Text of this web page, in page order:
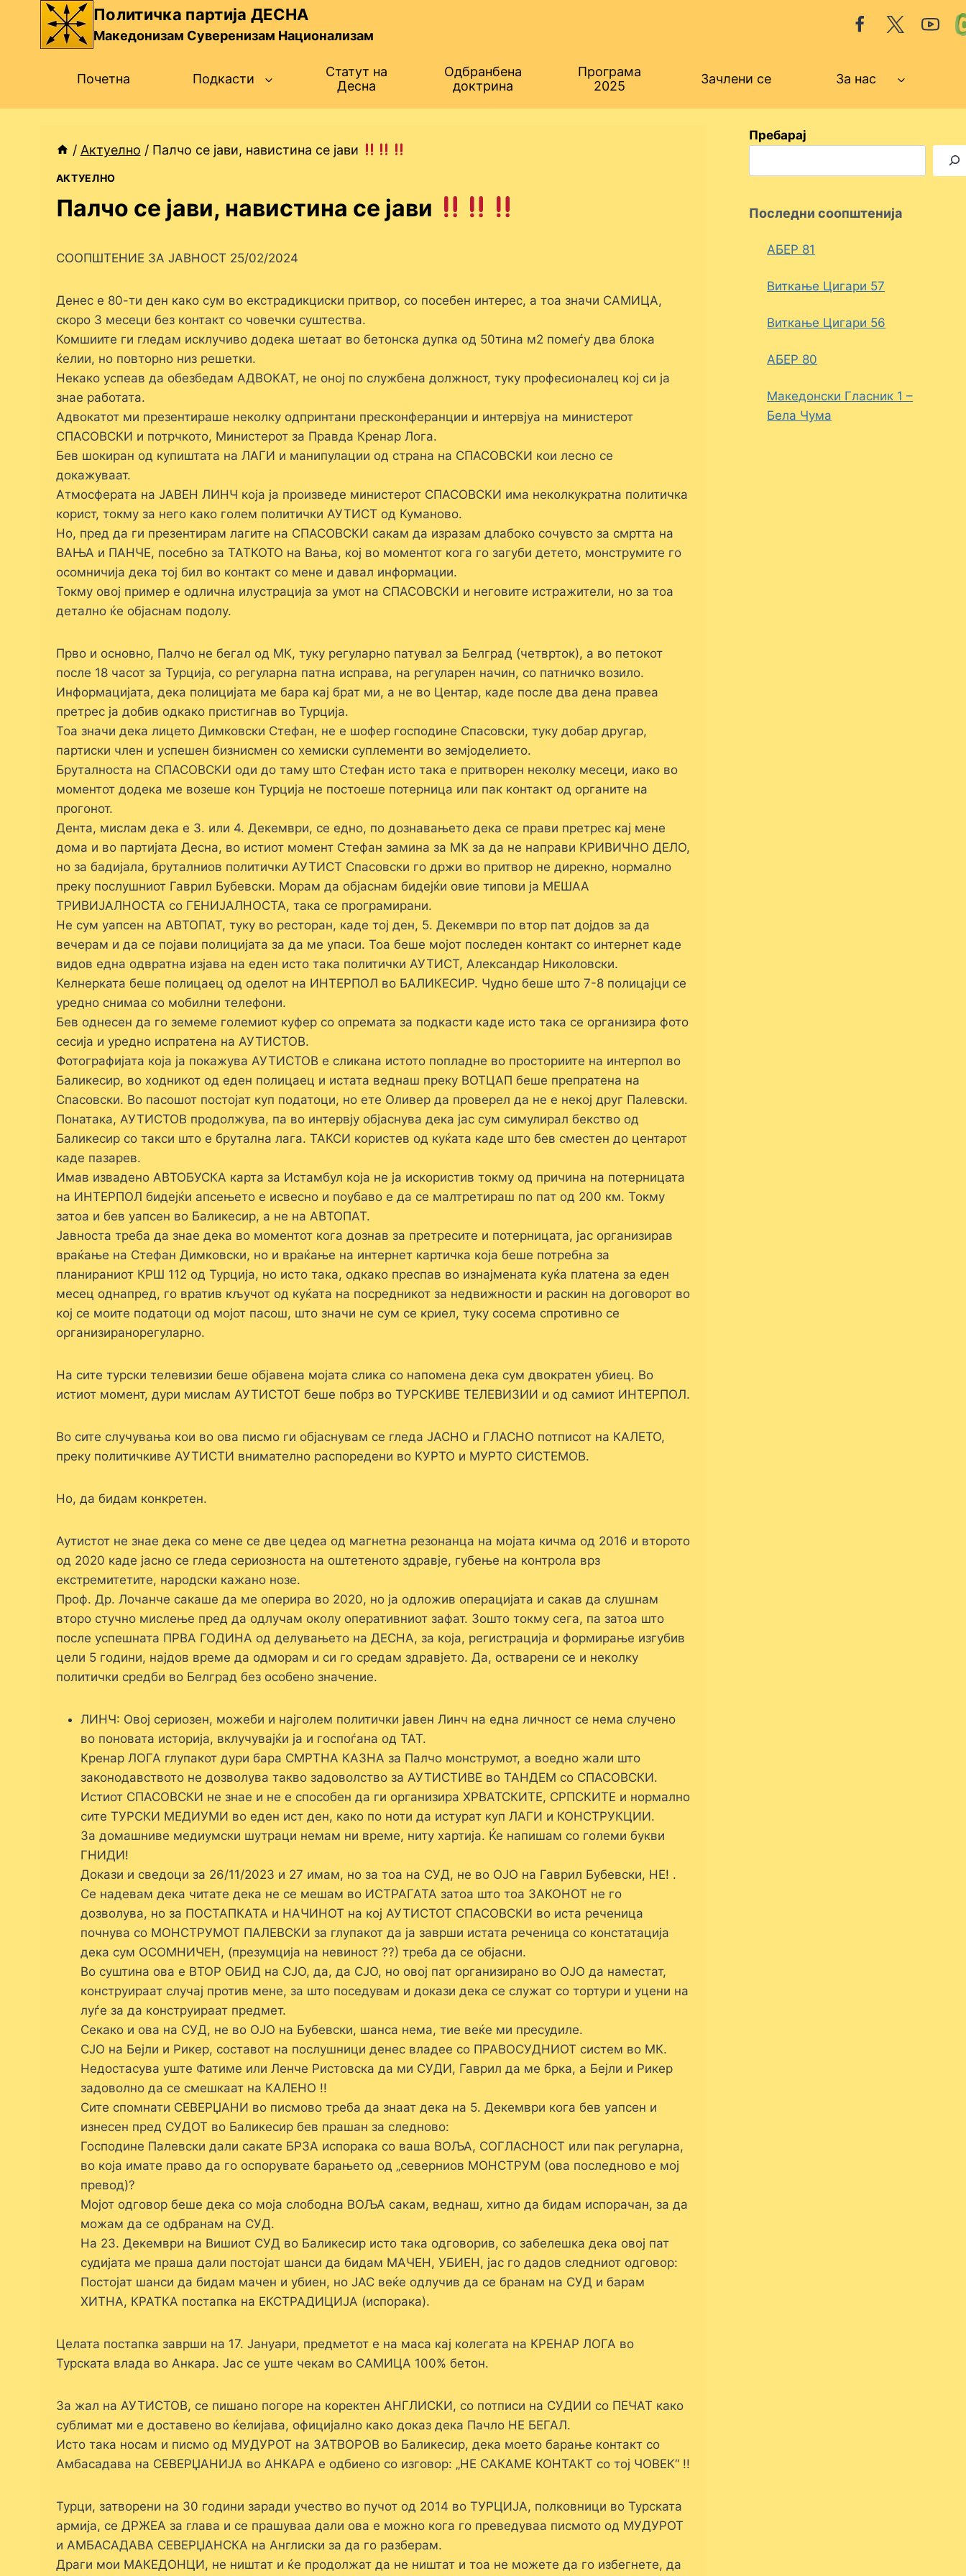
content
Политичка партија ДЕСНА
Македонизам Суверенизам Национализам
Почетна Подкасти
Статут на
Десна
Одбранбена
доктрина
Програма
2025
Зачлени се За нас
/ Актуелно / Палчо се јави, навистина се јави
АКТУЕЛНО
Палчо се јави, навистина се јави
СООПШТЕНИЕ ЗА ЈАВНОСТ 25/02/2024
Денес е 80-ти ден како сум во екстрадикциски притвор, со посебен интерес, а тоа значи САМИЦА,
скоро 3 месеци без контакт со човечки суштества.
Комшиите ги гледам исклучиво додека шетаат во бетонска дупка од 50тина м2 помеѓу два блока
ќелии, но повторно низ решетки.
Некако успеав да обезбедам АДВОКАТ, не оној по службена должност, туку професионалец кој си ја
знае работата.
Адвокатот ми презентираше неколку одпринтани пресконферанции и интервјуа на министерот
СПАСОВСКИ и потрчкото, Министерот за Правда Кренар Лога.
Бев шокиран од купиштата на ЛАГИ и манипулации од страна на СПАСОВСКИ кои лесно се
докажуваат.
Атмосферата на ЈАВЕН ЛИНЧ која ја произведе министерот СПАСОВСКИ има неколкукратна политичка
корист, токму за него како голем политички АУТИСТ од Куманово.
Но, пред да ги презентирам лагите на СПАСОВСКИ сакам да изразам длабоко сочувсто за смртта на
ВАЊА и ПАНЧЕ, посебно за ТАТКОТО на Вања, кој во моментот кога го загуби детето, монструмите го
осомничија дека тој бил во контакт со мене и давал информации.
Токму овој пример е одлична илустрација за умот на СПАСОВСКИ и неговите истражители, но за тоа
детално ќе објаснам подолу.
Прво и основно, Палчо не бегал од МК, туку регуларно патувал за Белград (четврток), а во петокот
после 18 часот за Турција, со регуларна патна исправа, на регуларен начин, со патничко возило.
Информацијата, дека полицијата ме бара кај брат ми, а не во Центар, каде после два дена правеа
претрес ја добив одкако пристигнав во Турција.
Тоа значи дека лицето Димковски Стефан, не е шофер господине Спасовски, туку добар другар,
партиски член и успешен бизнисмен со хемиски суплементи во земјоделието.
Бруталноста на СПАСОВСКИ оди до таму што Стефан исто така е притворен неколку месеци, иако во
моментот додека ме возеше кон Турција не постоеше потерница или пак контакт од органите на
прогонот.
Дента, мислам дека е 3. или 4. Декември, се едно, по дознавањето дека се прави претрес кај мене
дома и во партијата Десна, во истиот момент Стефан замина за МК за да не направи КРИВИЧНО ДЕЛО,
но за бадијала, бруталниов политички АУТИСТ Спасовски го држи во притвор не дирекно, нормално
преку послушниот Гаврил Бубевски. Морам да објаснам бидејќи овие типови ја МЕШАА
ТРИВИЈАЛНОСТА со ГЕНИЈАЛНОСТА, така се програмирани.
Не сум уапсен на АВТОПАТ, туку во ресторан, каде тој ден, 5. Декември по втор пат дојдов за да
вечерам и да се појави полицијата за да ме упаси. Тоа беше мојот последен контакт со интернет каде
видов една одвратна изјава на еден исто така политички АУТИСТ, Александар Николовски.
Келнерката беше полицаец од оделот на ИНТЕРПОЛ во БАЛИКЕСИР. Чудно беше што 7-8 полицајци се
уредно снимаа со мобилни телефони.
Бев однесен да го земеме големиот куфер со опремата за подкасти каде исто така се организира фото
сесија и уредно испратена на АУТИСТОВ.
Фотографијата која ја покажува АУТИСТОВ е сликана истото попладне во просториите на интерпол во
Баликесир, во ходникот од еден полицаец и истата веднаш преку ВОТЦАП беше препратена на
Спасовски. Во пасошот постојат куп податоци, но ете Оливер да проверел да не е некој друг Палевски.
Понатака, АУТИСТОВ продолжува, па во интервју објаснува дека јас сум симулирал бекство од
Баликесир со такси што е брутална лага. ТАКСИ користев од куќата каде што бев сместен до центарот
каде пазарев.
Имав извадено АВТОБУСКА карта за Истамбул која не ја искористив токму од причина на потерницата
на ИНТЕРПОЛ бидејќи апсењето е исвесно и поубаво е да се малтретираш по пат од 200 км. Токму
затоа и бев уапсен во Баликесир, а не на АВТОПАТ.
Јавноста треба да знае дека во моментот кога дознав за претресите и потерницата, јас организирав
враќање на Стефан Димковски, но и враќање на интернет картичка која беше потребна за
планираниот КРШ 112 од Турција, но исто така, одкако преспав во изнајмената куќа платена за еден
месец однапред, го вратив кључот од куќата на посредникот за недвижности и раскин на договорот во
кој се моите податоци од мојот пасош, што значи не сум се криел, туку сосема спротивно се
организиранорегуларно.
На сите турски телевизии беше објавена мојата слика со напомена дека сум двократен убиец. Во
истиот момент, дури мислам АУТИСТОТ беше побрз во ТУРСКИВЕ ТЕЛЕВИЗИИ и од самиот ИНТЕРПОЛ.
Во сите случувања кои во ова писмо ги објаснувам се гледа ЈАСНО и ГЛАСНО потписот на КАЛЕТО,
преку политичкиве АУТИСТИ внимателно распоредени во КУРТО и МУРТО СИСТЕМОВ.
Но, да бидам конкретен.
Аутистот не знае дека со мене се две цедеа од магнетна резонанца на мојата кичма од 2016 и второто
од 2020 каде јасно се гледа сериозноста на оштетеното здравје, губење на контрола врз
екстремитетите, народски кажано нозе.
Проф. Др. Лочанче сакаше да ме оперира во 2020, но ја одложив операцијата и сакав да слушнам
второ стучно мислење пред да одлучам околу оперативниот зафат. Зошто токму сега, па затоа што
после успешната ПРВА ГОДИНА од делувањето на ДЕСНА, за која, регистрација и формирање изгубив
цели 5 години, најдов време да одморам и си го средам здравјето. Да, остварени се и неколку
политички средби во Белград без особено значение.
ЛИНЧ: Овој сериозен, можеби и најголем политички јавен Линч на една личност се нема случено
во поновата историја, вклучувајќи ја и госпоѓана од ТАТ.
Кренар ЛОГА глупакот дури бара СМРТНА КАЗНА за Палчо монструмот, а воедно жали што
законодавството не дозволува такво задоволство за АУТИСТИВЕ во ТАНДЕМ со СПАСОВСКИ.
Истиот СПАСОВСКИ не знае и не е способен да ги организира ХРВАТСКИТЕ, СРПСКИТЕ и нормално
сите ТУРСКИ МЕДИУМИ во еден ист ден, како по ноти да истурат куп ЛАГИ и КОНСТРУКЦИИ.
За домашниве медиумски шутраци немам ни време, ниту хартија. Ќе напишам со големи букви
ГНИДИ!
Докази и сведоци за 26/11/2023 и 27 имам, но за тоа на СУД, не во ОЈО на Гаврил Бубевски, НЕ! .
Се надевам дека читате дека не се мешам во ИСТРАГАТА затоа што тоа ЗАКОНОТ не го
дозволува, но за ПОСТАПКАТА и НАЧИНОТ на кој АУТИСТОТ СПАСОВСКИ во иста реченица
почнува со МОНСТРУМОТ ПАЛЕВСКИ за глупакот да ја заврши истата реченица со констатација
дека сум ОСОМНИЧЕН, (презумција на невиност ??) треба да се објасни.
Во суштина ова е ВТОР ОБИД на СЈО, да, да СЈО, но овој пат организирано во ОЈО да наместат,
конструираат случај против мене, за што поседувам и докази дека се служат со тортури и уцени на
луѓе за да конструираат предмет.
Секако и ова на СУД, не во ОЈО на Бубевски, шанса нема, тие веќе ми пресудиле.
СЈО на Бејли и Рикер, составот на послушници денес владее со ПРАВОСУДНИОТ систем во МК.
Недостасува уште Фатиме или Ленче Ристовска да ми СУДИ, Гаврил да ме брка, а Бејли и Рикер
задоволно да се смешкаат на КАЛЕНО !!
Сите спомнати СЕВЕРЏАНИ во писмово треба да знаат дека на 5. Декември кога бев уапсен и
изнесен пред СУДОТ во Баликесир бев прашан за следново:
Господине Палевски дали сакате БРЗА испорака со ваша ВОЉА, СОГЛАСНОСТ или пак регуларна,
во која имате право да го оспорувате барањето од „северниов МОНСТРУМ (ова последново е мој
превод)?
Мојот одговор беше дека со моја слободна ВОЉА сакам, веднаш, хитно да бидам испорачан, за да
можам да се одбранам на СУД.
На 23. Декември на Вишиот СУД во Баликесир исто така одговорив, со забелешка дека овој пат
судијата ме праша дали постојат шанси да бидам МАЧЕН, УБИЕН, јас го дадов следниот одговор:
Постојат шанси да бидам мачен и убиен, но ЈАС веќе одлучив да се бранам на СУД и барам
ХИТНА, КРАТКА постапка на ЕКСТРАДИЦИЈА (испорака).
Целата постапка заврши на 17. Јануари, предметот е на маса кај колегата на КРЕНАР ЛОГА во
Турската влада во Анкара. Јас се уште чекам во САМИЦА 100% бетон.
За жал на АУТИСТОВ, се пишано погоре на коректен АНГЛИСКИ, со потписи на СУДИИ со ПЕЧАТ како
сублимат ми е доставено во ќелијава, официјално како доказ дека Пачло НЕ БЕГАЛ.
Исто така носам и писмо од МУДУРОТ на ЗАТВОРОВ во Баликесир, дека моето барање контакт со
Амбасадава на СЕВЕРЏАНИЈА во АНКАРА е одбиено со изговор: „НЕ САКАМЕ КОНТАКТ со тој ЧОВЕК“ !!
Турци, затворени на 30 години заради учество во пучот од 2014 во ТУРЦИЈА, полковници во Турската
армија, се ДРЖЕА за глава и се прашуваа дали ова е можно кога го преведуваа писмото од МУДУРОТ
и АМБАСАДАВА СЕВЕРЏАНСКА на Англиски за да го разберам.
Драги мои МАКЕДОНЦИ, не ништат и ќе продолжат да не ништат и тоа не можете да го избегнете, да
Пребарај
Последни соопштенија
АБЕР 81
Виткање Цигари 57
Виткање Цигари 56
АБЕР 80
Македонски Гласник 1 –
Бела Чума